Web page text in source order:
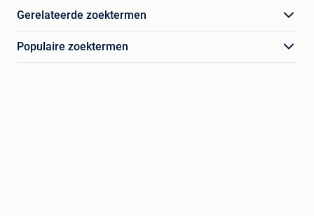
Gerelateerde zoektermen
Populaire zoektermen